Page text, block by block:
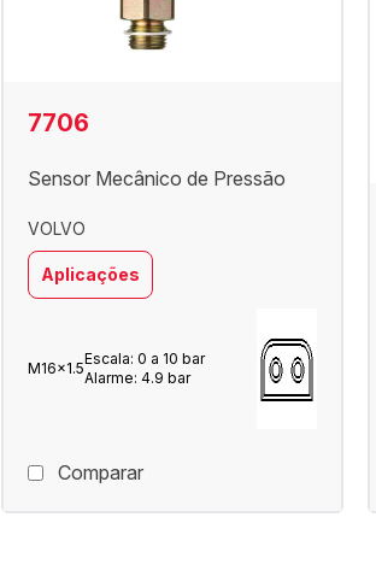
7706
Sensor Mecânico de Pressão
VOLVO
Aplicações
M16x1.5
Escala: 0 a 10 bar
Alarme: 4.9 bar
Comparar